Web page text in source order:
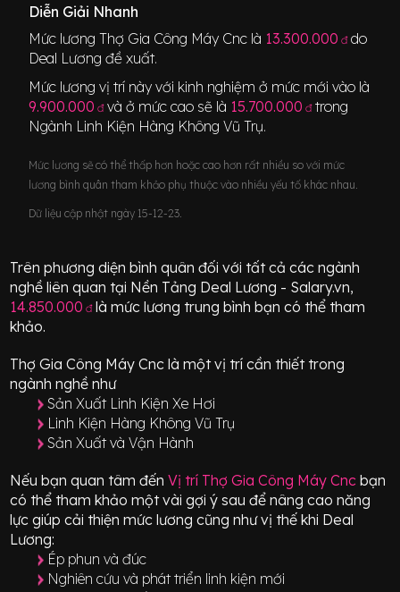
Diễn Giải Nhanh
Mức lươngThợ Gia Công Máy Cnc là 13.300.000 đdo
Deal Lương đề xuất.
Mức lương vị trí này với kinh nghiệm ở mức mới vào là
9.900.000 đ và ở mức cao sẽ là 15.700.000 đ trong
Ngành Linh Kiện Hàng Không Vũ Trụ.
Mức lương sẽ có thể thấp hơn hoặc cao hơn rất nhiều so với mức
lương bình quân tham khảo phụ thuộc vào nhiều yếu tố khác nhau.
Dữ liệu cập nhật ngày 15-12-23.
Trên phương diện bình quân đối với tất cả các ngành
nghề liên quan tại Nền Tảng Deal Lương - Salary.vn,
14.850.000 đlà mức lương trung bình bạn có thể tham
khảo.
Thợ Gia Công Máy Cnc là một vị trícần thiết trong
ngành nghề như
Sản Xuất Linh Kiện Xe Hơi
Linh Kiện Hàng Không Vũ Trụ
Sản Xuất và Vận Hành
Nếu bạn quan tâm đến Vị trí Thợ Gia Công Máy Cnc bạn
có thể tham khảo một vài gợi ý sau để nâng cao năng
lực giúp cải thiện mức lương cũng như vị thế khi Deal
Lương:
Ép phun và đúc
Nghiên cứu và phát triển linh kiện mới